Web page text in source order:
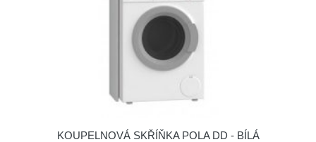
KOUPELNOVÁ SKŘÍŇKA POLA DD - BÍLÁ